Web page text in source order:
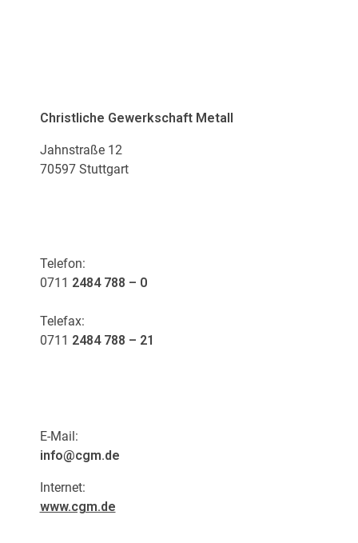
Christliche Gewerkschaft Metall
Jahnstraße 12
70597 Stuttgart
Telefon:
0711 2484 788 – 0
Telefax:
0711 2484 788 – 21
E-Mail:
info@cgm.de
Internet:
www.cgm.de